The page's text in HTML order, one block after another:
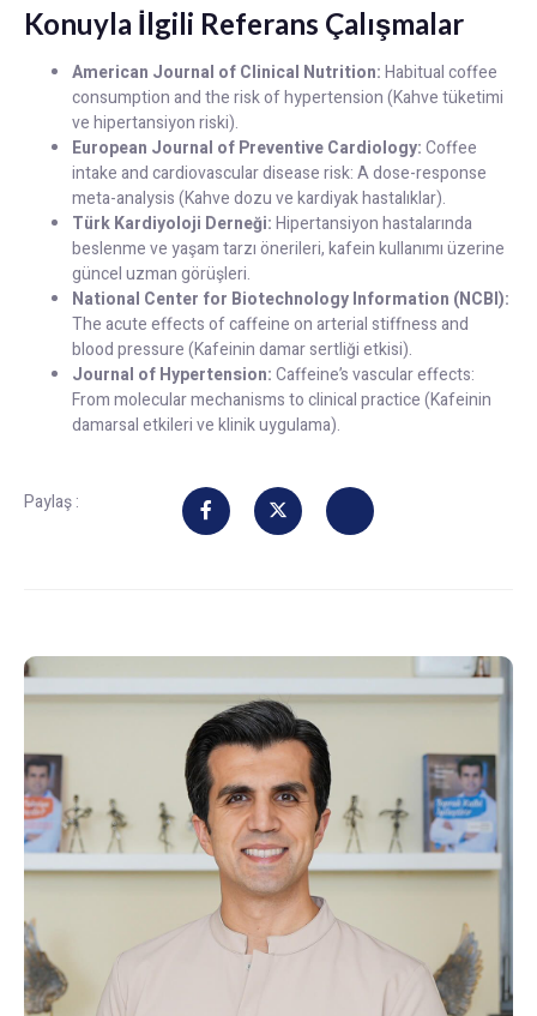
Konuyla İlgili Referans Çalışmalar
American Journal of Clinical Nutrition:Habitual coffee
consumption and the risk of hypertension (Kahve tüketimi
ve hipertansiyon riski).
European Journal of Preventive Cardiology:Coffee
intake and cardiovascular disease risk: A dose-response
meta-analysis (Kahve dozu ve kardiyak hastalıklar).
Türk Kardiyoloji Derneği:Hipertansiyon hastalarında
beslenme ve yaşam tarzı önerileri, kafein kullanımı üzerine
güncel uzman görüşleri.
National Center for Biotechnology Information (NCBI):
The acute effects of caffeine on arterial stiffness and
blood pressure (Kafeinin damar sertliği etkisi).
Journal of Hypertension:Caffeine’s vascular effects:
From molecular mechanisms to clinical practice (Kafeinin
damarsal etkileri ve klinik uygulama).
Paylaş :